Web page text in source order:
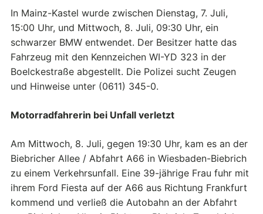
In Mainz-Kastel wurde zwischen Dienstag, 7. Juli,
15:00 Uhr, und Mittwoch, 8. Juli, 09:30 Uhr, ein
schwarzer BMW entwendet. Der Besitzer hatte das
Fahrzeug mit den Kennzeichen WI-YD 323 in der
Boelckestraße abgestellt. Die Polizei sucht Zeugen
und Hinweise unter (0611) 345-0.
Motorradfahrerin bei Unfall verletzt
Am Mittwoch, 8. Juli, gegen 19:30 Uhr, kam es an der
Biebricher Allee / Abfahrt A66 in Wiesbaden-Biebrich
zu einem Verkehrsunfall. Eine 39-jährige Frau fuhr mit
ihrem Ford Fiesta auf der A66 aus Richtung Frankfurt
kommend und verließ die Autobahn an der Abfahrt